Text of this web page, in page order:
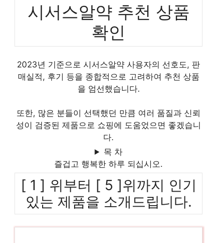
시서스알약 추천 상품
확인
2023년 기준으로 시서스알약 사용자의 선호도, 판
매실적, 후기 등을 종합적으로 고려하여 추천 상품
을 엄선했습니다.
또한, 많은 분들이 선택했던 만큼 여러 품질과 신뢰
성이 검증된 제품으로 쇼핑에 도움었으면 좋겠습니
다.
목 차
즐겁고 행복한 하루 되십시오.
[ 1 ] 위부터 [ 5 ]위까지 인기
있는 제품을 소개드립니다.